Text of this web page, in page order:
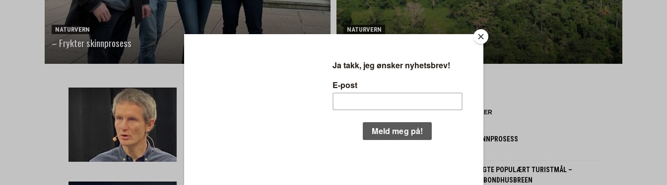
NATURVERN
– Frykter skinnprosess
NATURVERN
– Vi får inntrykk av at de ikke ønsker så
NYESTE SAKER
– FRYKTER SKINNPROSESS
POLITIET STENGTE POPULÆRT TURISTMÅL –
FLOMFARE FRA BONDHUSBREEN